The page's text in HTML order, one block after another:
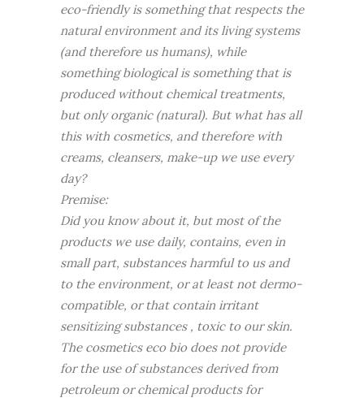
eco-friendly is something that respects the
natural environment and its living systems
(and therefore us humans), while
something biological is something that is
produced without chemical treatments,
but only organic (natural). But what has all
this with cosmetics, and therefore with
creams, cleansers, make-up we use every
day?
Premise:
Did you know about it, but most of the
products we use daily, contains, even in
small part, substances harmful to us and
to the environment, or at least not dermo-
compatible, or that contain irritant
sensitizing substances , toxic to our skin.
The cosmetics eco bio does not provide
for the use of substances derived from
petroleum or chemical products for